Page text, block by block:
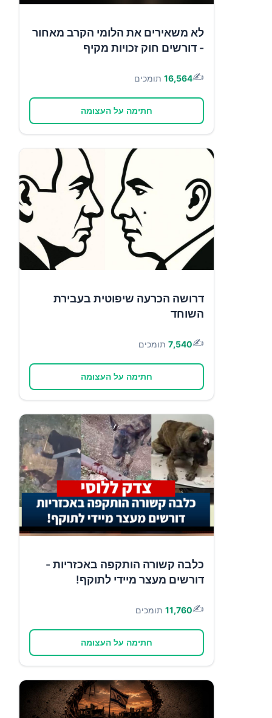
לא משאירים את הלומי הקרב מאחור
- דורשים חוק זכויות מקיף
✍️
16,564 תומכים
חתימה על העצומה
דרושה הכרעה שיפוטית בעבירת
השוחד
✍️
7,540 תומכים
חתימה על העצומה
כלבה קשורה הותקפה באכזריות -
דורשים מעצר מיידי לתוקף!
✍️
11,760 תומכים
חתימה על העצומה